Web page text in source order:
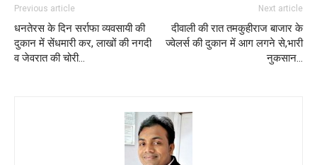
Previous article
धनतेरस के दिन सर्राफा व्यवसायी की
दुकान में सेंधमारी कर, लाखों की नगदी
व जेवरात की चोरी…
Next article
दीवाली की रात तमकुहीराज बाजार के
ज्वेलर्स की दुकान में आग लगने से,भारी
नुकसान…